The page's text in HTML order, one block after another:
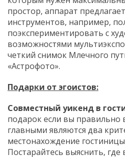
простор, аппарат
инструментов, например,
поэкспериментировать с
возможностями
четкий снимок Млечного
«Астрофото».
Подарки от эгоистов:
Совместный уикенд в
подарок если вы правильно
главными являются два
местонахождение
Постарайтесь выяснить,